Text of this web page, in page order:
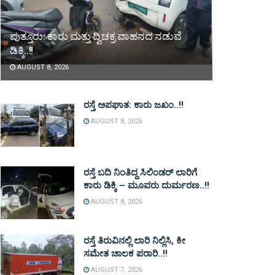
ಪುತ್ತೂರು: ಕಾರು ಮತ್ತು ದ್ವಿಚಕ್ರ ವಾಹನದ ನಡುವೆ
ಡಿಕ್ಕಿ..!!
AUGUST 8, 2026
ರಸ್ತೆ ಅಪಘಾತ: ಕಾರು ಜಖಂ..!!
AUGUST 8, 2026
ರಸ್ತೆ ಬದಿ ನಿಂತಿದ್ದ ಸಿಲಿಂಡರ್ ಲಾರಿಗೆ
ಕಾರು ಡಿಕ್ಕಿ – ಮೂವರು ದುರ್ಮರಣ..!!
AUGUST 8, 2026
ರಸ್ತೆ ತಿರುವಿನಲ್ಲಿ ಲಾರಿ ನಿಲ್ಲಿಸಿ, ಕೀ
ಸಮೇತ ಚಾಲಕ ಪರಾರಿ..!!
AUGUST 7, 2026